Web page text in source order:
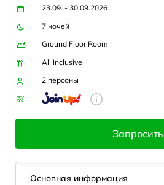
23.09. - 30.09.2026
7 ночей
Ground Floor Room
All Inclusive
2 персоны
Запросить
Основная информация